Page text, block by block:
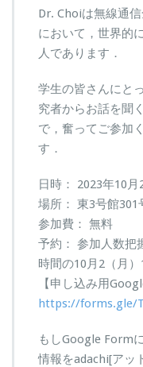
Dr. Choiは無線通
において，世界的
人であります．
学生の皆さんにと
究者からお話を聞
で，奮ってご参加
す．
日時： 2023年10
場所： 東3号館301
参加費： 無料
予約： 参加人数把
時間の10月2（月
【申し込み用
https://forms.gle/
もしGoogle Form
情報をadachi[アッ